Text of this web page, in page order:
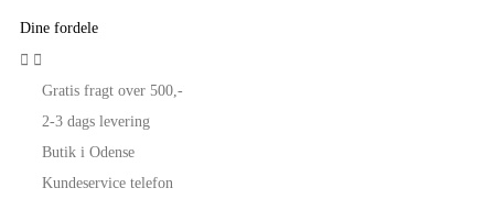
Dine fordele
 
Gratis fragt over 500,-
2-3 dags levering
Butik i Odense
Kundeservice telefon